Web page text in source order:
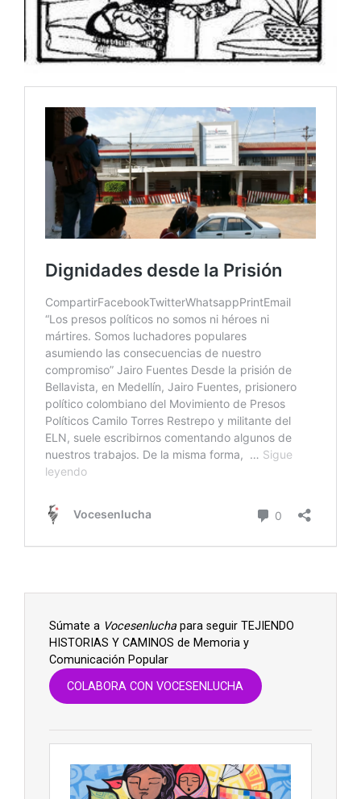
Súmate a Vocesenluchapara seguir TEJIENDO
HISTORIAS Y CAMINOS de Memoria y
Comunicación Popular
COLABORA CON VOCESENLUCHA